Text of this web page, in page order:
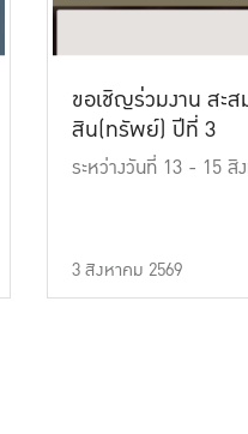
ขอเชิญร่วมงาน สะ
สิน(ทรัพย์) ปีที่ 3
ระหว่างวันที่ 13 - 15 สิ
3 สิงหาคม 2569